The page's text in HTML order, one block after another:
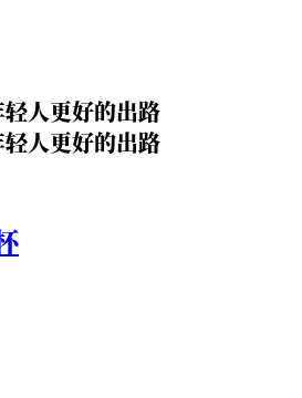
人更好的出路
人更好的出路